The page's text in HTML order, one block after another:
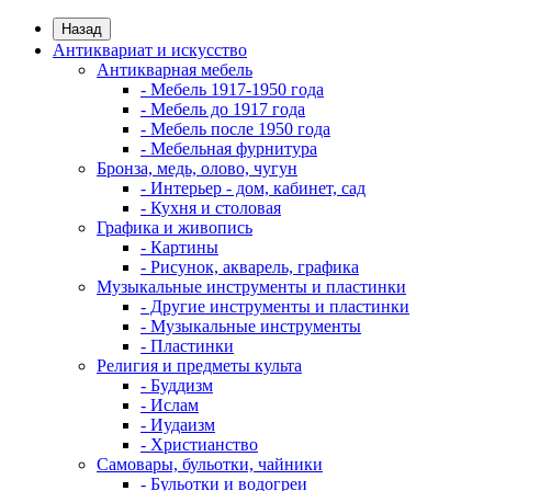
Назад
Антиквариат и искусство
Антикварная мебель
- Мебель 1917-1950 года
- Мебель до 1917 года
- Мебель после 1950 года
- Мебельная фурнитура
Бронза, медь, олово, чугун
- Интерьер - дом, кабинет, сад
- Кухня и столовая
Графика и живопись
- Картины
- Рисунок, акварель, графика
Музыкальные инструменты и пластинки
- Другие инструменты и пластинки
- Музыкальные инструменты
- Пластинки
Религия и предметы культа
- Буддизм
- Ислам
- Иудаизм
- Христианство
Самовары, бульотки, чайники
- Бульотки и водогреи